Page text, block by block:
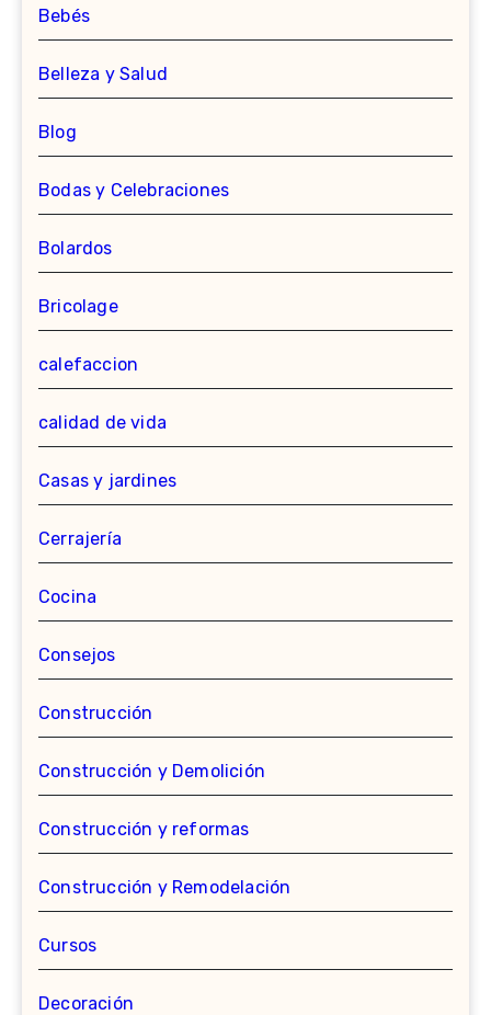
Bebés
Belleza y Salud
Blog
Bodas y Celebraciones
Bolardos
Bricolage
calefaccion
calidad de vida
Casas y jardines
Cerrajería
Cocina
Consejos
Construcción
Construcción y Demolición
Construcción y reformas
Construcción y Remodelación
Cursos
Decoración